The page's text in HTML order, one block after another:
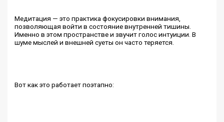
Медитация — это практика фокусировки внимания,
позволяющая войти в состояние внутренней тишины.
Именно в этом пространстве и звучит голос интуиции. В
шуме мыслей и внешней суеты он часто теряется.
Вот как это работает поэтапно: